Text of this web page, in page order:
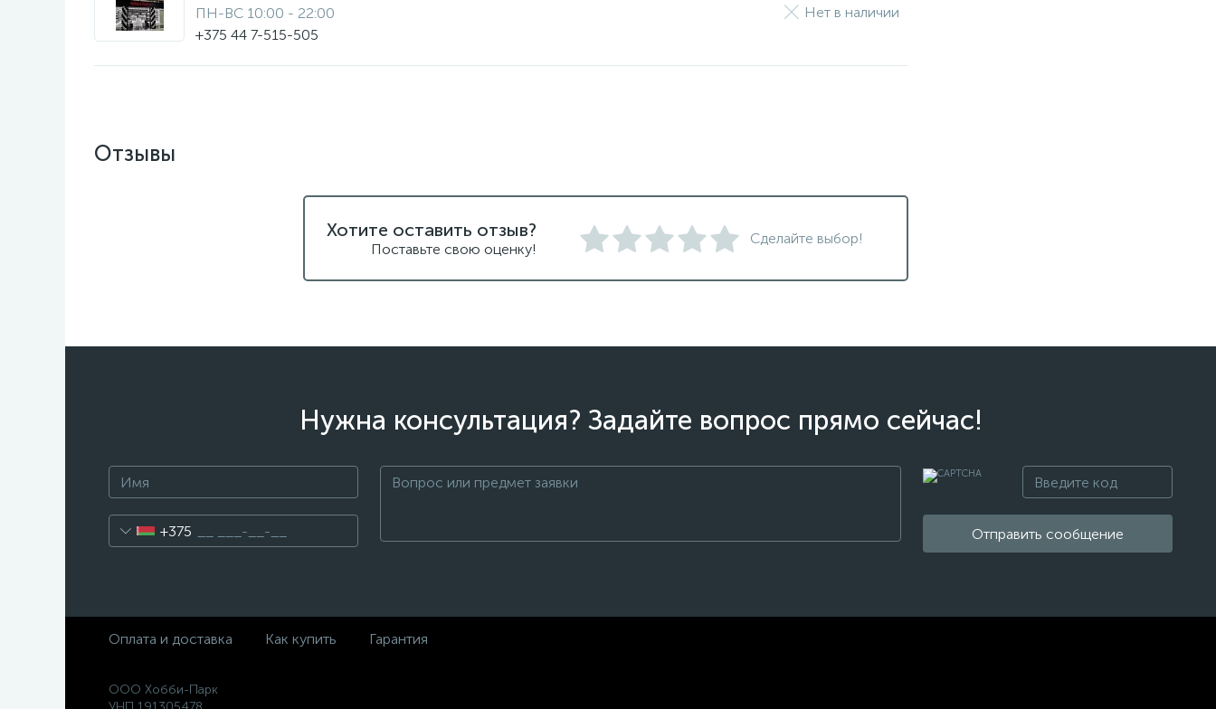
ПН-ВС 10:00 - 22:00
+375 44 7-515-505
Нет в наличии
Отзывы
Хотите оставить отзыв?
Поставьте свою оценку!
Сделайте выбор!
Нужна консультация? Задайте вопрос прямо сейчас!
+375 Отправить сообщение
Оплата и доставка Как купить Гарантия
ООО Хобби-Парк